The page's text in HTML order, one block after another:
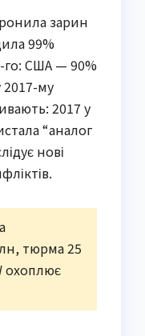
зарин
99%
го: США — 90%
2017-му
2017 у
“аналог
нові
тюрма 25
охоплює